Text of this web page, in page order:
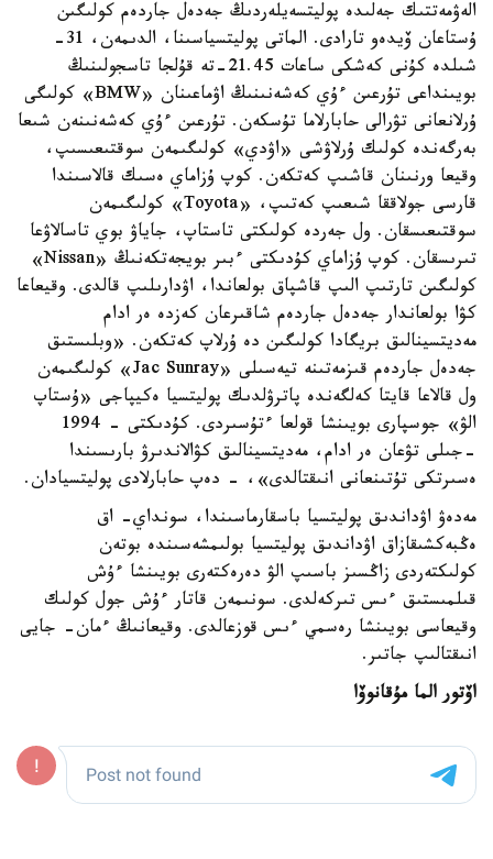
الەۋمەتتىك جەلىدە پوليتسەيلەردىڭ جەدەل جاردەم كولىگىن
ۇستاعان ۆيدەو تارادى. الماتى پوليتسياسىنا، الدىمەن، 31-
شىلدە كۇنى كەشكى ساعات 21.45-تە قۇلجا تاسجولىنىڭ
بويىنداعى تۇرعىن ءۇي كەشەنىنىڭ اۋماعىنان «BMW» كولىگى
ۇرلانعانى تۋرالى حابارلاما تۇسكەن. تۇرعىن ءۇي كەشەنىنەن شىعا
بەرگەندە كولىك ۇرلاۋشى «اۋدي» كولىگىمەن سوقتىعىسىپ،
وقيعا ورنىنان قاشىپ كەتكەن. كوپ ۇزاماي ەسىك قالاسىندا
قارسى جولاققا شىعىپ كەتىپ، «Toyota» كولىگىمەن
سوقتىعىسقان. ول جەردە كولىكتى تاستاپ، جاياۋ بوي تاسالاۋعا
تىرىسقان. كوپ ۇزاماي كۇدىكتى ءبىر بويجەتكەنىڭ «Nissan»
كولىگىن تارتىپ الىپ قاشپاق بولعاندا، اۋدارىلىپ قالدى. وقيعاعا
كۋا بولعاندار جەدەل جاردەم شاقىرعان كەزدە ەر ادام
مەديتسينالىق بريگادا كولىگىن دە ۇرلاپ كەتكەن. «وبلىستىق
جەدەل جاردەم قىزمەتىنە تيەسىلى «Jac Sunray» كولىگىمەن
ول قالاعا قايتا كەلگەندە پاترۋلدىك پوليتسيا ەكيپاجى «ۇستاپ
الۋ» جوسپارى بويىنشا قولعا ءتۇسىردى. كۇدىكتى - 1994
-جىلى تۋعان ەر ادام، مەديتسينالىق كۋالاندىرۋ بارىسىندا
ەسىرتكى تۇتىنعانى انىقتالدى»، - دەپ حابارلادى پوليتسيادان.
مەدەۋ اۋداندىق پوليتسيا باسقارماسىندا، سونداي- اق
ەڭبەكشىقازاق اۋداندىق پوليتسيا بولىمشەسىندە بوتەن
كولىكتەردى زاڭسىز باسىپ الۋ دەرەكتەرى بويىنشا ءۇش
قىلمىستىق ءىس تىركەلدى. سونىمەن قاتار ءۇش جول كولىك
وقيعاسى بويىنشا رەسمي ءىس قوزعالدى. وقيعانىڭ ءمان- جايى
انىقتالىپ جاتىر.
اۆتور الما مۇقانوۆا